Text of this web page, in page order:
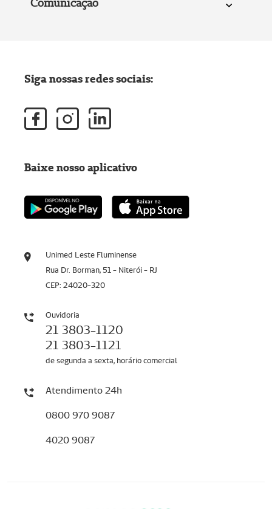
Comunicação
Unimed Leste Fluminense
Rua Dr. Borman, 51 - Niterói - RJ
CEP: 24020-320
Ouvidoria
21 3803-1120
21 3803-1121
de segunda a sexta, horário comercial
Atendimento 24h
0800 970 9087
4020 9087
Siga nossas redes sociais:
Baixe nosso aplicativo